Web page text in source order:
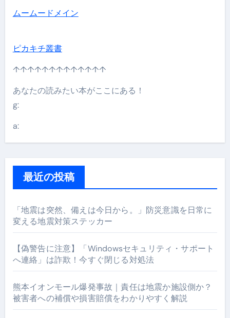
ムームードメイン
ピカキチ叢書
↑↑↑↑↑↑↑↑↑↑↑↑↑
あなたの読みたい本がここにある！
g:
a:
最近の投稿
「地震は突然、備えは今日から。」防災意識を日常に
変える地震対策ステッカー
【偽警告に注意】「Windowsセキュリティ・サポート
へ連絡」は詐欺！今すぐ閉じる対処法
熊本イオンモール爆発事故｜責任は地震か施設側か？
被害者への補償や損害賠償をわかりやすく解説